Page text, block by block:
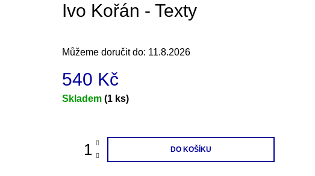
Ivo Kořán - Texty
Můžeme doručit do: 11.8.2026
540 Kč
Měrná
Skladem (1 ks)
DO KOŠÍKU
200 Kč